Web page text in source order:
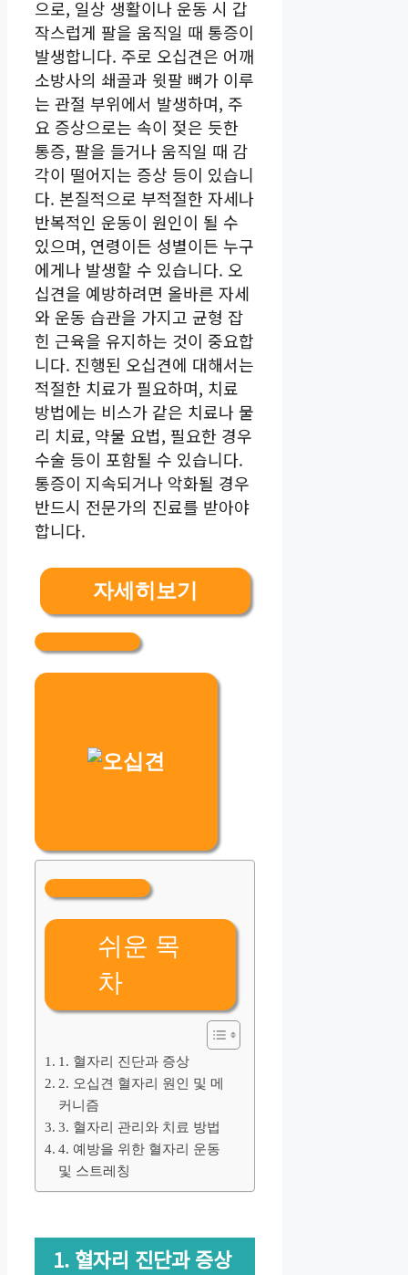
으로, 일상 생활이나 운동 시 갑
작스럽게 팔을 움직일 때 통증이
발생합니다. 주로 오십견은 어깨
소방사의 쇄골과 윗팔 뼈가 이루
는 관절 부위에서 발생하며, 주
요 증상으로는 속이 젖은 듯한
통증, 팔을 들거나 움직일 때 감
각이 떨어지는 증상 등이 있습니
다. 본질적으로 부적절한 자세나
반복적인 운동이 원인이 될 수
있으며, 연령이든 성별이든 누구
에게나 발생할 수 있습니다. 오
십견을 예방하려면 올바른 자세
와 운동 습관을 가지고 균형 잡
힌 근육을 유지하는 것이 중요합
니다. 진행된 오십견에 대해서는
적절한 치료가 필요하며, 치료
방법에는 비스가 같은 치료나 물
리 치료, 약물 요법, 필요한 경우
수술 등이 포함될 수 있습니다.
통증이 지속되거나 악화될 경우
반드시 전문가의 진료를 받아야
합니다.
자세히보기
쉬운 목
차
1. 혈자리 진단과 증상
2. 오십견 혈자리 원인 및 메
커니즘
3. 혈자리 관리와 치료 방법
4. 예방을 위한 혈자리 운동
및 스트레칭
1. 혈자리 진단과 증상